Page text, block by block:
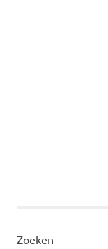
Zoeken